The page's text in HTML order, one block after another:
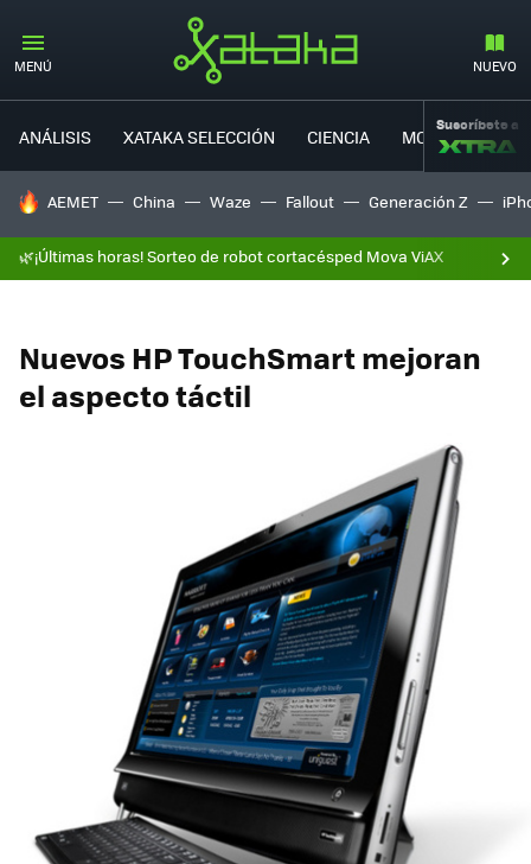
MENÚ NUEVO
ANÁLISIS XATAKA SELECCIÓN CIENCIA MOVILIDAD
Suscríbete a
HOY SE HABLA DE
AEMET China Waze Fallout Generación Z
🌿¡Últimas horas! Sorteo de robot cortacésped Mova ViAX
Nuevos HP TouchSmart mejoran
el aspecto táctil